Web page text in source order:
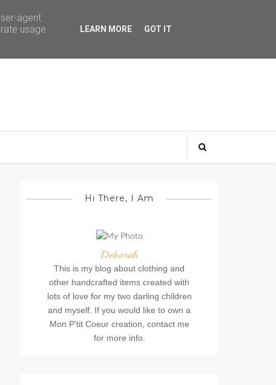
Hi There, I Am
Deborah
This is my blog about clothing and
other handcrafted items created with
lots of love for my two darling children
and myself. If you would like to own a
Mon P'tit Coeur creation, contact me
for more info.
agent
usage
LEARN MORE GOT IT